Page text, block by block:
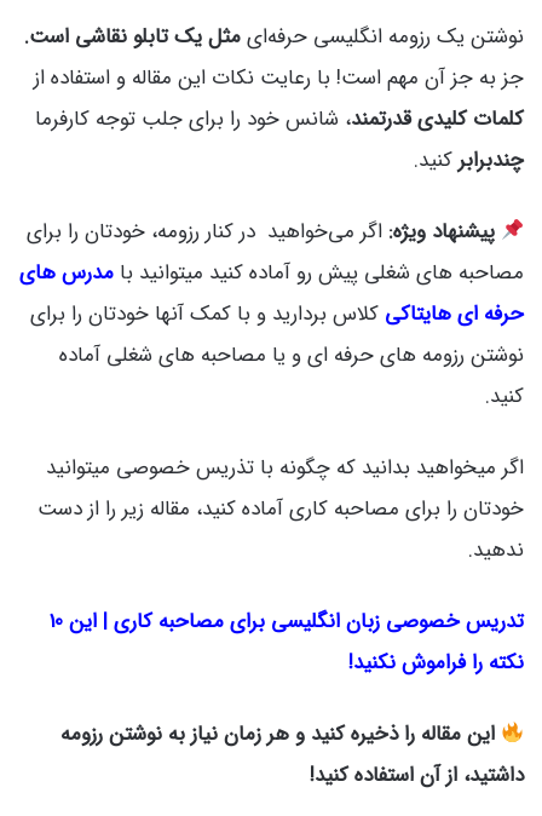
نوشتن یک رزومه انگلیسی حرفه‌ایمثل یک تابلو نقاشی است.
جز به جز آن مهم است! با رعایت نکات این مقاله و استفاده از
کلمات کلیدی قدرتمند، شانس خود را برای جلب توجه کارفرما
چندبرابرکنید.
پیشنهاد ویژه: اگر می‌خواهید در کنار رزومه، خودتان را برای
مصاحبه های شغلی پیش رو آماده کنید میتوانید با مدرس های
حرفه ای هایتاکی کلاس بردارید و با کمک آنها خودتان را برای
نوشتن رزومه های حرفه ای و یا مصاحبه های شغلی آماده
کنید.
اگر میخواهید بدانید که چگونه با تذریس خصوصی میتوانید
خودتان را برای مصاحبه کاری آماده کنید، مقاله زیر را از دست
ندهید.
تدریس خصوصی زبان انگلیسی برای مصاحبه کاری | این 10
نکته را فراموش نکنید!
این مقاله را ذخیره کنید و هر زمان نیاز به نوشتن رزومه
داشتید، از آن استفاده کنید!